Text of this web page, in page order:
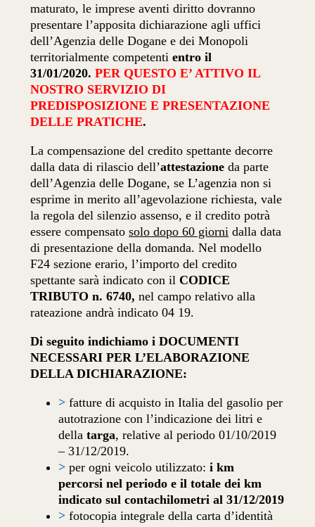
maturato, le imprese aventi diritto dovranno
presentare l’apposita dichiarazione agli uffici
dell’Agenzia delle Dogane e dei Monopoli
territorialmente competentientro il
31/01/2020.PER QUESTO E’ ATTIVO IL
NOSTRO SERVIZIO DI
PREDISPOSIZIONE E PRESENTAZIONE
DELLE PRATICHE.
La compensazione del credito spettante decorre
dalla data di rilascio dell’attestazione da parte
dell’Agenzia delle Dogane, se L’agenzia non si
esprime in merito all’agevolazione richiesta, vale
la regola del silenzio assenso, e il credito potrà
essere compensatosolo dopo 60 giorni dalla data
di presentazione della domanda. Nel modello
F24 sezione erario, l’importo del credito
spettante sarà indicato con il CODICE
TRIBUTO n. 6740,nel campo relativo alla
rateazione andrà indicato 04 19.
Di seguito indichiamo i DOCUMENTI
NECESSARI PER L’ELABORAZIONE
DELLA DICHIARAZIONE:
> fatture di acquisto in Italia del gasolio per
autotrazione con l’indicazione dei litri e
dellatarga, relative al periodo 01/10/2019
– 31/12/2019.
> per ogni veicolo utilizzato:i km
percorsi nel periodo e il totale dei km
indicato sul contachilometri al 31/12/2019
> fotocopia integrale della carta d’identità